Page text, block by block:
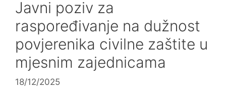
Javni poziv za
raspoređivanje na dužnost
povjerenika civilne zaštite u
mjesnim zajednicama
18/12/2025